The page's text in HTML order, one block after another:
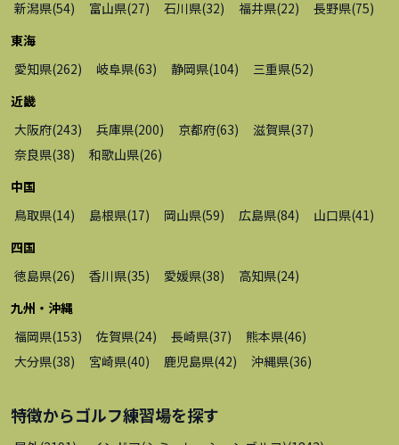
新潟県(54) 富山県(27) 石川県(32) 福井県(22) 長野県(75)
東海
愛知県(262) 岐阜県(63) 静岡県(104) 三重県(52)
近畿
大阪府(243) 兵庫県(200) 京都府(63) 滋賀県(37)
奈良県(38) 和歌山県(26)
中国
鳥取県(14) 島根県(17) 岡山県(59) 広島県(84) 山口県(41)
四国
徳島県(26) 香川県(35) 愛媛県(38) 高知県(24)
九州・沖縄
福岡県(153) 佐賀県(24) 長崎県(37) 熊本県(46)
大分県(38) 宮崎県(40) 鹿児島県(42) 沖縄県(36)
特徴からゴルフ練習場を探す